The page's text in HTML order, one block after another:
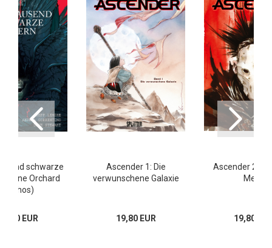
schwarze
(Bone Orchard
Mythos)
EUR
Ascender 1: Die
verwunschene Galaxie
19,80 EUR
Ascender 2:
Meer
19,80